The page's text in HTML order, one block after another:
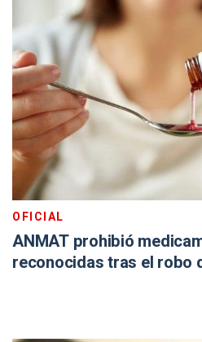
OFICIAL
ANMAT prohibió
reconocidas tras el robo